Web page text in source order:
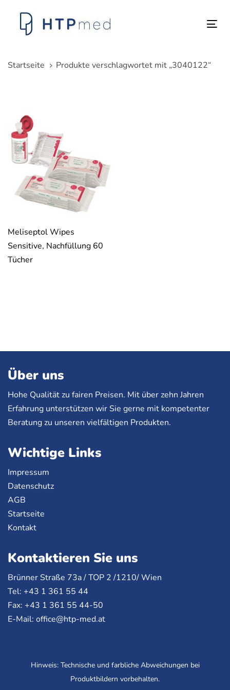
überspringen
springen
Startseite
Produkte verschlagwortet mit „3040122“
Meliseptol Wipes
Sensitive, Nachfüllung 60
Tücher
Über uns
Hohe Qualität zu fairen Preisen. Mit über zehn Jahren
Erfahrung unterstützen wir Sie gerne mit kompetenter
Beratung zu unseren vielfältigen Produkten.
Wichtige Links
Impressum
Datenschutz
AGB
Startseite
Kontakt
Kontaktieren Sie uns
Brünner Straße 73a /TOP 2 /1210/ Wien
Tel: +43 1 361 55 44
Fax: +43 1 361 55 44-50
E-Mail: office@htp-med.at
Hinweis: Technische und farbliche Abweichungen bei
Produktbildern vorbehalten.